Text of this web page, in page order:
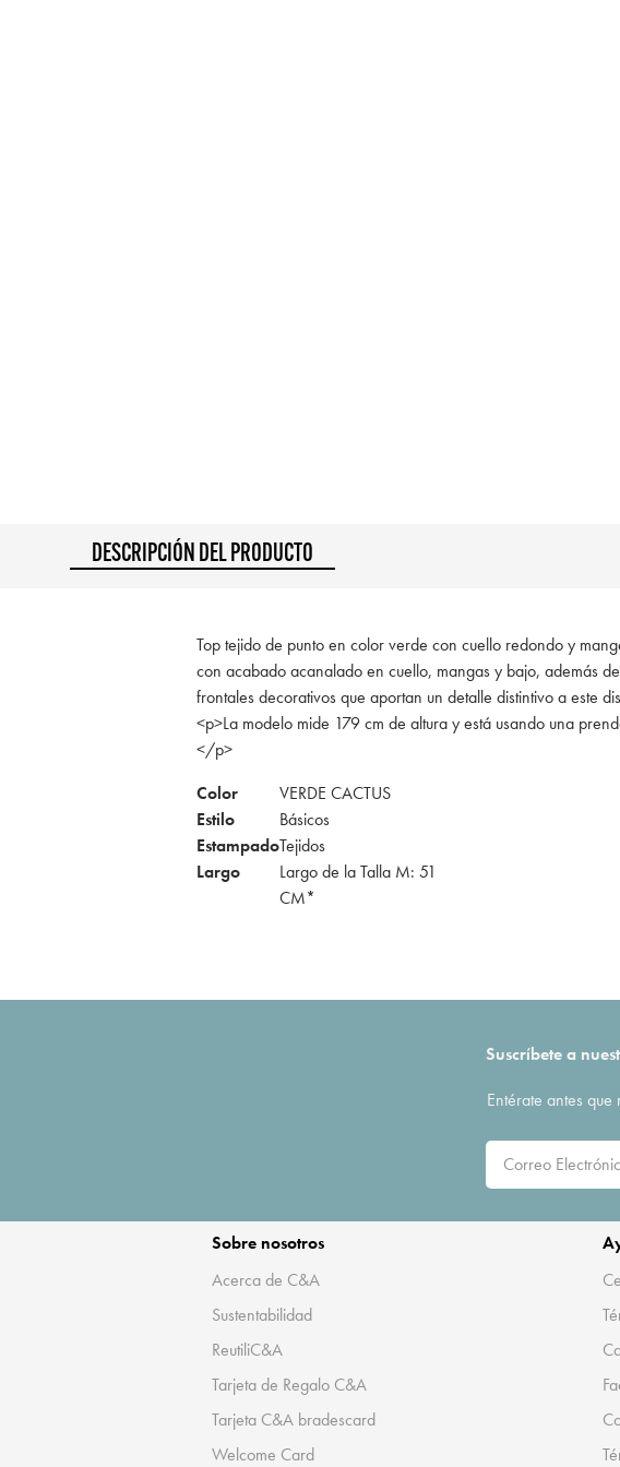
DESCRIPCIÓN DEL PRODUCTO
Top tejido de punto en color verde con cuello redondo y
con acabado acanalado en cuello, mangas y bajo, además
frontales decorativos que aportan un detalle distintivo a este
<p>La modelo mide 179 cm de altura y está usando una
</p>
Color
VERDE CACTUS
Estilo
Básicos
EstampadoTejidos
Largo
Largo de la Talla M: 51
CM*
Suscríbete a
Entérate antes
Sobre nosotros
Acerca de C&A
Sustentabilidad
ReutiliC&A
Tarjeta de Regalo C&A
Tarjeta C&A bradescard
Welcome Card